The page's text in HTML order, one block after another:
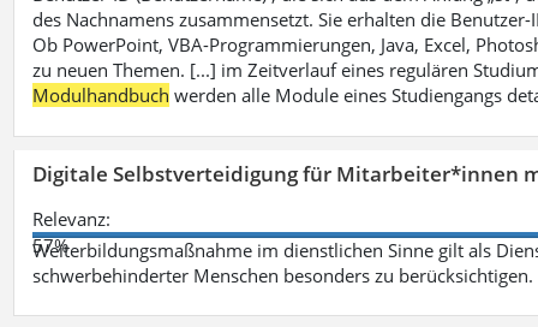
des Nachnamens zusammensetzt. Sie erhalten die
Ob PowerPoint, VBA-Programmierungen, Java, Excel,
zu neuen Themen. [...] im Zeitverlauf eines regulären
Modulhandbuch werden alle Module eines Studiengangs
Digitale Selbstverteidigung für Mitarbeiter*innen
Relevanz:
57%
Weiterbildungsmaßnahme im dienstlichen Sinne gilt als
schwerbehinderter Menschen besonders zu berücksichtigen.